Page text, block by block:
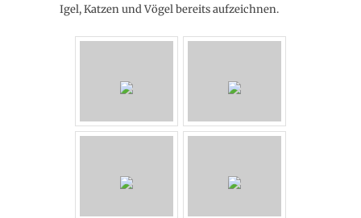
Igel, Katzen und Vögel bereits aufzeichnen.